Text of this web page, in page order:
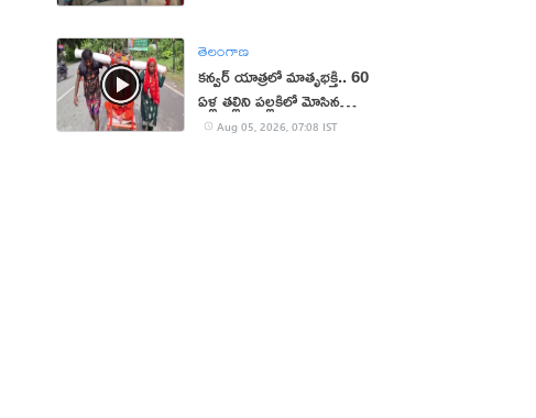
తెలంగాణ
కన్వర్ యాత్రలో మాతృభక్తి.. 60
ఏళ్ల తల్లిని పల్లకిలో మోసిన
కొడుకు, కోడలు!
Aug 05, 2026, 07:08 IST